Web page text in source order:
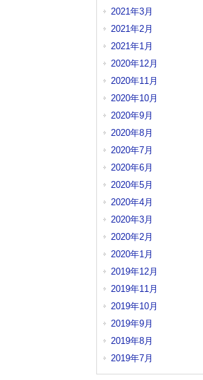
2021年3月
2021年2月
2021年1月
2020年12月
2020年11月
2020年10月
2020年9月
2020年8月
2020年7月
2020年6月
2020年5月
2020年4月
2020年3月
2020年2月
2020年1月
2019年12月
2019年11月
2019年10月
2019年9月
2019年8月
2019年7月